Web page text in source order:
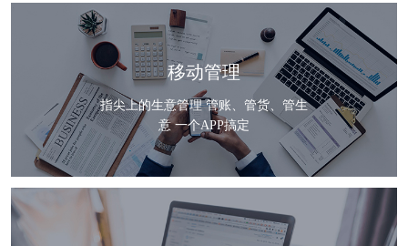
移动管理
指尖上的生意管理 管账、管货、管生
意 一个APP搞定